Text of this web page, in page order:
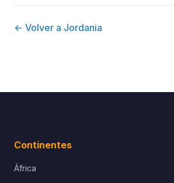
← Volver a Jordania
Continentes
África